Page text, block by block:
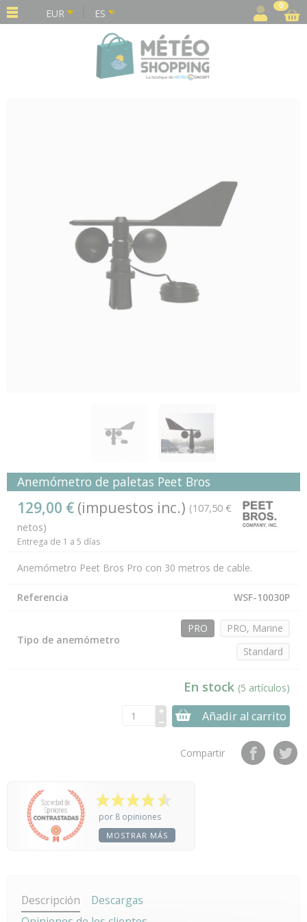
EUR ES
0
Anemómetro de paletas Peet Bros
129,00 € (impuestos inc.) (107,50 €
netos)
Entrega de 1 a 5 días
Anemómetro Peet Bros Pro con 30 metros de cable.
Referencia WSF-10030P
Tipo de anemómetro
PRO
PRO, Marine
Standard
En stock (5 artículos)
Añadir al carrito
Compartir
por 8 opiniones
MOSTRAR MÁS
Descripción
Descargas
Panel de gestión de cookies